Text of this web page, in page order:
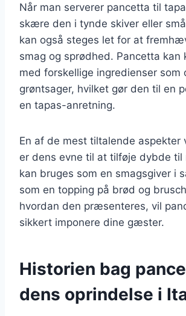
Når man serverer pancetta til
skære den i tynde skiver eller
kan også steges let for at
smag og sprødhed. Pancetta kan
med forskellige ingredienser som
grøntsager, hvilket gør den til en
en tapas-anretning.
En af de mest tiltalende aspekter
er dens evne til at tilføje dybde til
kan bruges som en smagsgiver i
som en topping på brød og
hvordan den præsenteres, vil
sikkert imponere dine gæster.
Historien bag
dens oprindelse i